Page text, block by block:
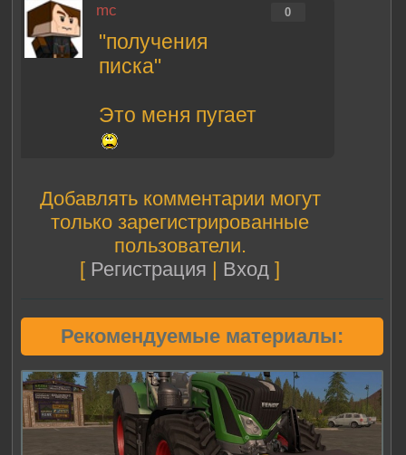
mc
"получения
писка"
Это меня пугает
0
Добавлять комментарии могут
только зарегистрированные
пользователи.
[ Регистрация Вход ]
Рекомендуемые материалы: